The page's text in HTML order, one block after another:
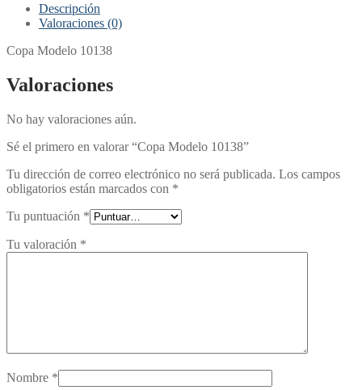
Descripción
Valoraciones (0)
Copa Modelo 10138
Valoraciones
No hay valoraciones aún.
Sé el primero en valorar “Copa Modelo 10138”
Tu dirección de correo electrónico no será publicada. Los campos
obligatorios están marcados con *
Tu puntuación *
Tu valoración *
Nombre *